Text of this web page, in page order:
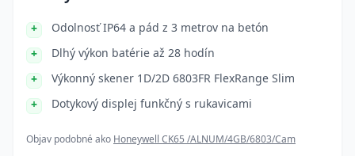
Odolnosť IP64 a pád z 3 metrov na betón
Dlhý výkon batérie až 28 hodín
Výkonný skener 1D/2D 6803FR FlexRange Slim
Dotykový displej funkčný s rukavicami
Objav podobné ako Honeywell CK65 /ALNUM/4GB/6803/Cam